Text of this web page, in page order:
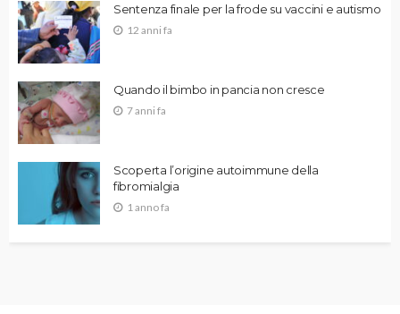
Sentenza finale per la frode su vaccini e autismo
12 anni fa
Quando il bimbo in pancia non cresce
7 anni fa
Scoperta l’origine autoimmune della
fibromialgia
1 anno fa